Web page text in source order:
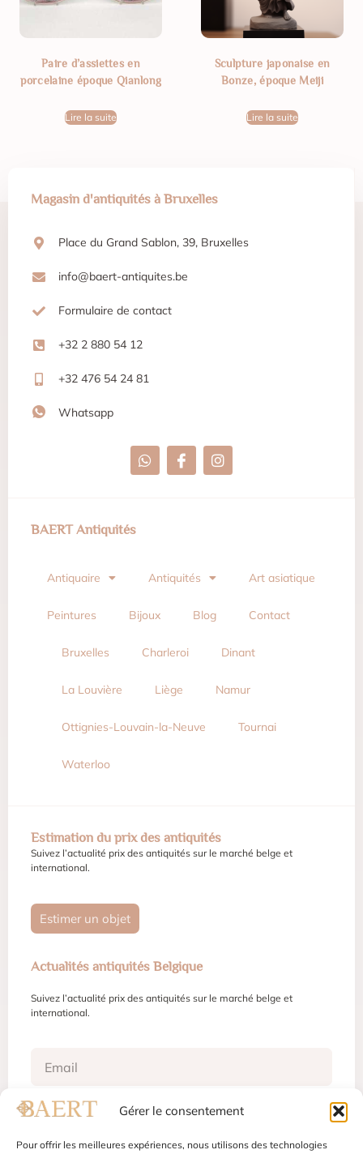
Gérer le consentement
Pour offrir les meilleures expériences, nous utilisons des technologies
Paire d’assiettes en
porcelaine époque Qianlong
Lire la suite
Sculpture japonaise en
Bonze, époque Meiji
Lire la suite
Magasin d'antiquités à Bruxelles
Place du Grand Sablon, 39, Bruxelles
info@baert-antiquites.be
Formulaire de contact
+32 2 880 54 12
+32 476 54 24 81
Whatsapp
BAERT Antiquités
Antiquaire Antiquités Art asiatique
Peintures Bijoux Blog Contact
Bruxelles Charleroi Dinant
La Louvière Liège Namur
Ottignies-Louvain-la-Neuve Tournai
Waterloo
Estimation du prix des antiquités
Suivez l’actualité prix des antiquités sur le marché belge et
international.
Estimer un objet
Actualités antiquités Belgique
Suivez l’actualité prix des antiquités sur le marché belge et
international.
S'inscrire